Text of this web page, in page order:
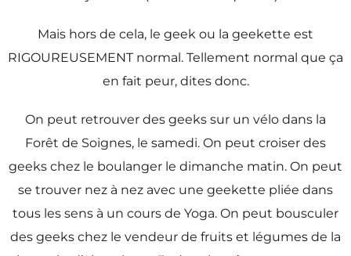
Mais hors de cela, le geek ou la geekette est
RIGOUREUSEMENT normal. Tellement normal que ça
en fait peur, dites donc.
On peut retrouver des geeks sur un vélo dans la
Forêt de Soignes, le samedi. On peut croiser des
geeks chez le boulanger le dimanche matin. On peut
se trouver nez à nez avec une geekette pliée dans
tous les sens à un cours de Yoga. On peut bousculer
des geeks chez le vendeur de fruits et légumes de la